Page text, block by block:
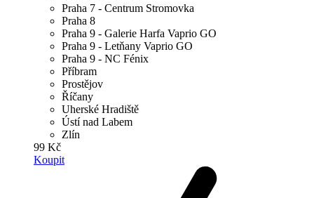
Praha 7 - Centrum Stromovka
Praha 8
Praha 9 - Galerie Harfa Vaprio GO
Praha 9 - Letňany Vaprio GO
Praha 9 - NC Fénix
Příbram
Prostějov
Říčany
Uherské Hradiště
Ústí nad Labem
Zlín
99 Kč
Koupit